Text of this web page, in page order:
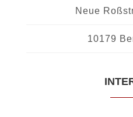
Neue
10179